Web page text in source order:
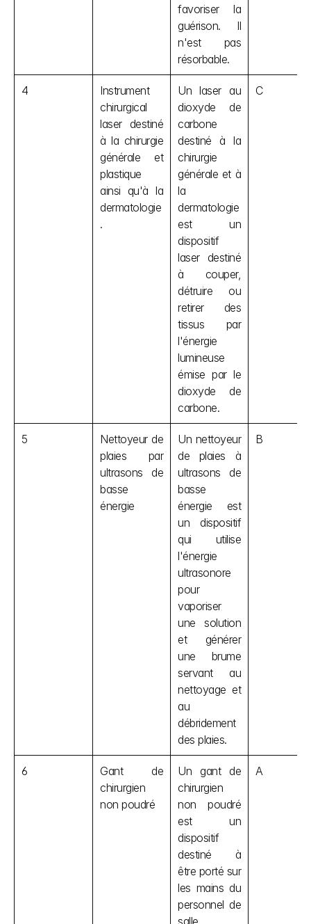
favoriser la
guérison. Il
n'est pas
résorbable.
4
Instrument
chirurgical
laser destiné
à la chirurgie
générale et
plastique
ainsi qu'à la
dermatologie
.
Un laser au
dioxyde de
carbone
destiné à la
chirurgie
générale et à
la
dermatologie
est un
dispositif
laser destiné
à couper,
détruire ou
retirer des
tissus par
l'énergie
lumineuse
émise par le
dioxyde de
carbone.
C
5
Nettoyeur de
plaies par
ultrasons de
basse
énergie
Un nettoyeur
de plaies à
ultrasons de
basse
énergie est
un dispositif
qui utilise
l'énergie
ultrasonore
pour
vaporiser
une solution
et générer
une brume
servant au
nettoyage et
au
débridement
des plaies.
B
6
Gant de
chirurgien
non poudré
Un gant de
chirurgien
non poudré
est un
dispositif
destiné à
être porté sur
les mains du
personnel de
salle
A